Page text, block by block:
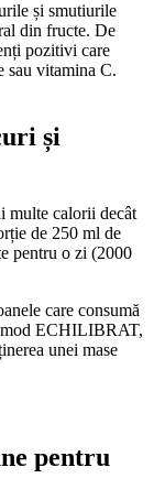
și smutiurile
din fructe. De
pozitivi care
sau vitamina C.
și
multe calorii decât
de 250 ml de
pentru o zi (2000
care consumă
mod ECHILIBRAT,
unei mase
pentru